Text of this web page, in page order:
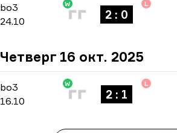
bo3 -bo3
24.10
W
2 : 0
L
Четверг 16 окт. 2025
bo3 Group Stage
bo3
16.10
W
2 : 1
L